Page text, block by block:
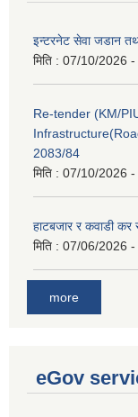
इन्टरनेट सेवा जडान
मिति : 07/10/2026
Re-tender (KM/
2083/84
मिति : 07/10/2026
हाटबजार र कवाडी कर
मिति : 07/06/2026 -
more
eGov